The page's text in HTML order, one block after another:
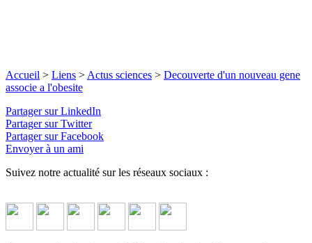
Accueil > Liens > Actus sciences > Decouverte d'un nouveau gene
associe a l'obesite
Partager sur LinkedIn
Partager sur Twitter
Partager sur Facebook
Envoyer à un ami
Suivez notre actualité sur les réseaux sociaux :